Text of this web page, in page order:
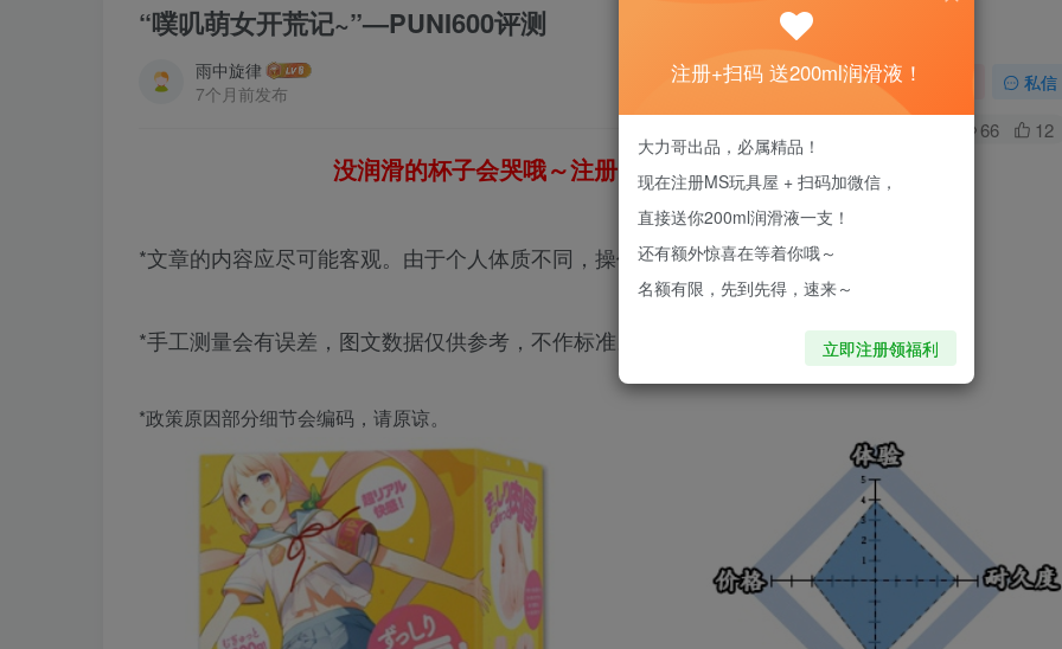
“噗叽萌女开荒记~”—PUNI600评测
雨中旋律
7个月前发布
私信
66 12
没润滑的杯子会哭哦～注册即送200ml进口润滑液！
*文章的内容应尽可能客观。由于个人体质不同，操作体验会因人而异，效果无法保证。
*手工测量会有误差，图文数据仅供参考，不作标准。
*政策原因部分细节会编码，请原谅。
注册+扫码 送200ml润滑液！
大力哥出品，必属精品！
现在注册MS玩具屋 + 扫码加微信，
直接送你200ml润滑液一支！
还有额外惊喜在等着你哦～
名额有限，先到先得，速来～
立即注册领福利